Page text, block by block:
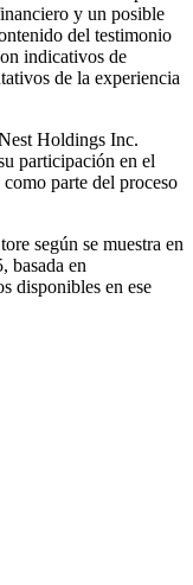
y un posible
del testimonio
indicativos de
de la experiencia
Holdings Inc.
participación en el
parte del proceso
según se muestra en
basada en
disponibles en ese